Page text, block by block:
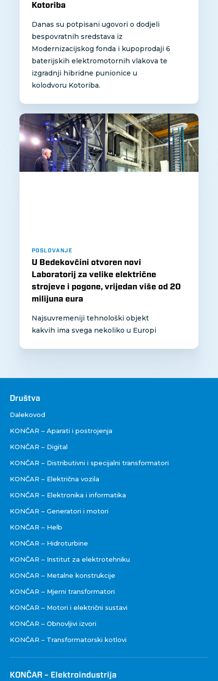
Kotoriba
Danas su potpisani ugovori o dodjeli
bespovratnih sredstava iz
Modernizacijskog fonda i kupoprodaji 6
baterijskih elektromotornih vlakova te
izgradnji hibridne punionice u
kolodvoru Kotoriba.
POSLOVANJE
U Bedekovčini otvoren novi
Laboratorij za velike električne
strojeve i pogone, vrijedan više od 20
milijuna eura
Najsuvremeniji tehnološki objekt
kakvih ima svega nekoliko u Europi
Društva
Društva
Dalekovod
KONČAR – Aparati i postrojenja
KONČAR – Digital
KONČAR – Distributivni i specijalni transformatori
KONČAR – Električna vozila
KONČAR – Elektronika i informatika
KONČAR – Generatori i motori
KONČAR – Helb
KONČAR – Hidroturbine
KONČAR – Institut za elektrotehniku
KONČAR – Metalne konstrukcije
KONČAR – Mjerni transformatori
KONČAR – Motori i električni sustavi
KONČAR – Obnovljivi izvori
KONČAR – Transformatorski kotlovi
KONČAR – Elektroindustrija